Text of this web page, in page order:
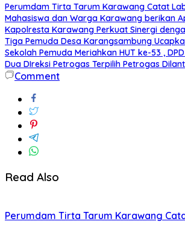
Perumdam Tirta Tarum Karawang Catat
Mahasiswa dan Warga Karawang berikan
Kapolresta Karawang Perkuat Sinergi
Tiga Pemuda Desa Karangsambung
Sekolah Pemuda Meriahkan HUT ke-53 ,
Dua DIreksi Petrogas Terpilih Petrogas
Comment
Read Also
Perumdam Tirta Tarum Karawang